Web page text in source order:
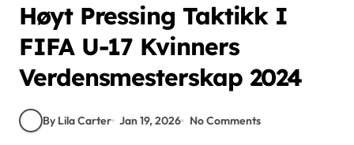
Høyt Pressing Taktikk I
FIFA U-17 Kvinners
Verdensmesterskap 2024
By Lila Carter Jan 19, 2026 No Comments